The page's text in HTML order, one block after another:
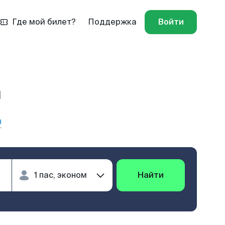
Где мой билет? Поддержка Войти
Найти